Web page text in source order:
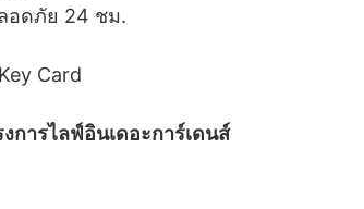
อดภัย 24 ชม.
Card
การไลฟ์อินเดอะการ์เดนส์